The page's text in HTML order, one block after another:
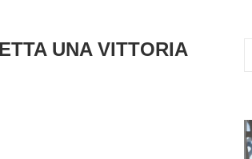
UNA VITTORIA